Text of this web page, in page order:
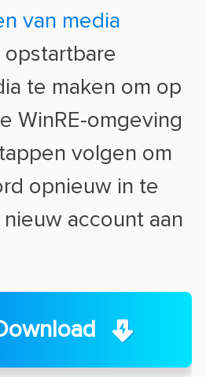
van media
te maken om op
WinRE-omgeving
volgen om
opnieuw in te
account aan